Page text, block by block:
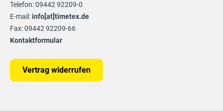
Telefon: 09442 92209-0
E-mail:info[at]timetex.de
Fax: 09442 92209-66
Kontaktformular
Vertrag widerrufen